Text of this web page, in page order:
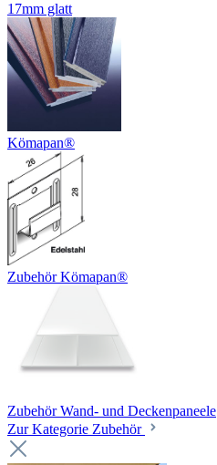
17mm glatt
Kömapan®
Zubehör Kömapan®
Zubehör Wand- und Deckenpaneele
Zur Kategorie Zubehör